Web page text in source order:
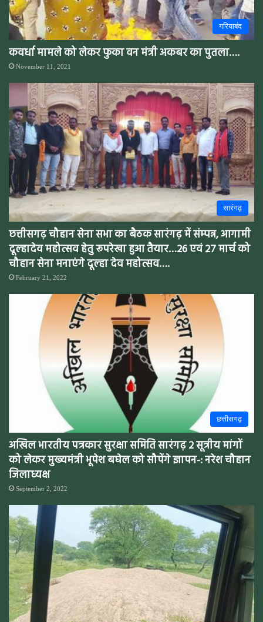
गरियाबंद
कवर्धा मामले को लेकर फुका वन मंत्री अकबर का पुतला….
November 11, 2021
सारंगढ़
छत्तीसगढ़ चौहान सेना सभा का बैठक सारंगढ़ में संम्पन्न, आगामी
दूल्हादेव महोत्सव हेतु रूपरेखा हुआ तैयार…26 एवं 27 मार्च को
चौहान सेना मनाएंगे दूल्हा देव महोत्सव….
February 21, 2022
छत्तीसगढ़
अखिल भारतीय पत्रकार सुरक्षा समिति सारंगढ़ 2 सूत्रीय मांगों
को लेकर मुख्यमंत्री भूपेश बघेल को सौपेंगे ज्ञापन-: नरेश चौहान
जिलाध्यक्ष
September 2, 2022